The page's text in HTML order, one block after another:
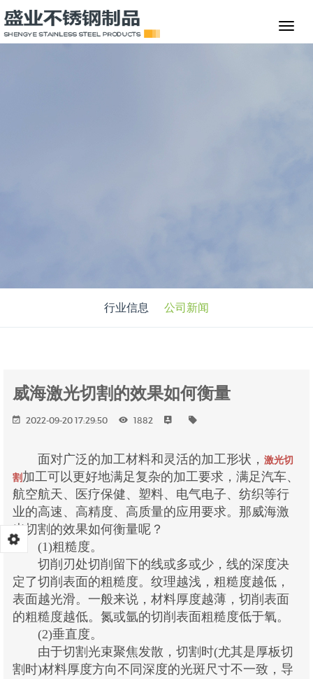
行业信息 公司新闻
威海激光切割的效果如何衡量
2022-09-20 17:29:50 1882
面对广泛的加工材料和灵活的加工形状， 激光切
割 加工可以更好地满足复杂的加工要求，满足汽车、
航空航天、医疗保健、塑料、电气电子、纺织等行
业的高速、高精度、高质量的应用要求。那威海激
光切割的效果如何衡量呢？
(1)粗糙度。
切削刃处切削留下的线或多或少，线的深度决
定了切削表面的粗糙度。纹理越浅，粗糙度越低，
表面越光滑。一般来说，材料厚度越薄，切削表面
的粗糙度越低。氮或氩的切削表面粗糙度低于氧。
(2)垂直度。
由于切割光束聚焦发散，切割时(尤其是厚板切
割时)材料厚度方向不同深度的光斑尺寸不一致，导